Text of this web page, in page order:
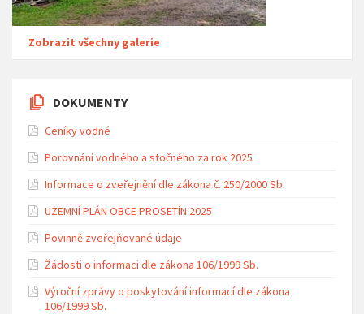
Zobrazit všechny galerie
DOKUMENTY
Ceníky vodné
Porovnání vodného a stočného za rok 2025
Informace o zveřejnění dle zákona č. 250/2000 Sb.
UZEMNÍ PLÁN OBCE PROSETÍN 2025
Povinně zveřejňované údaje
Žádosti o informaci dle zákona 106/1999 Sb.
Výroční zprávy o poskytování informací dle zákona
106/1999 Sb.